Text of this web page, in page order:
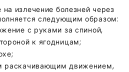
излечение болезней через
следующим образом:
с руками за спиной,
к ягодницам;
раскачивающим движением,